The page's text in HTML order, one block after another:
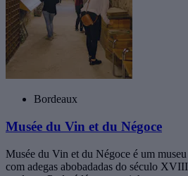
Bordeaux
Musée du Vin et du Négoce
Musée du Vin et du Négoce é um
com adegas abobadadas do século